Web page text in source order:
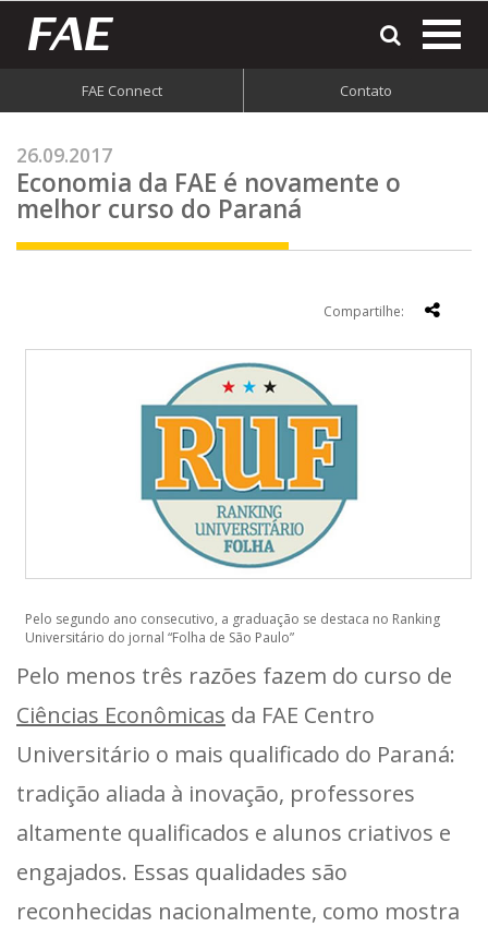
FAE Connect Contato
26.09.2017
Economia da FAE é novamente o
melhor curso do Paraná
Compartilhe:
Pelo segundo ano consecutivo, a graduação se destaca no Ranking
Universitário do jornal “Folha de São Paulo”
Pelo menos três razões fazem do curso de
Ciências Econômicas da FAE Centro
Universitário o mais qualificado do Paraná:
tradição aliada à inovação, professores
altamente qualificados e alunos criativos e
engajados. Essas qualidades são
reconhecidas nacionalmente, como mostra